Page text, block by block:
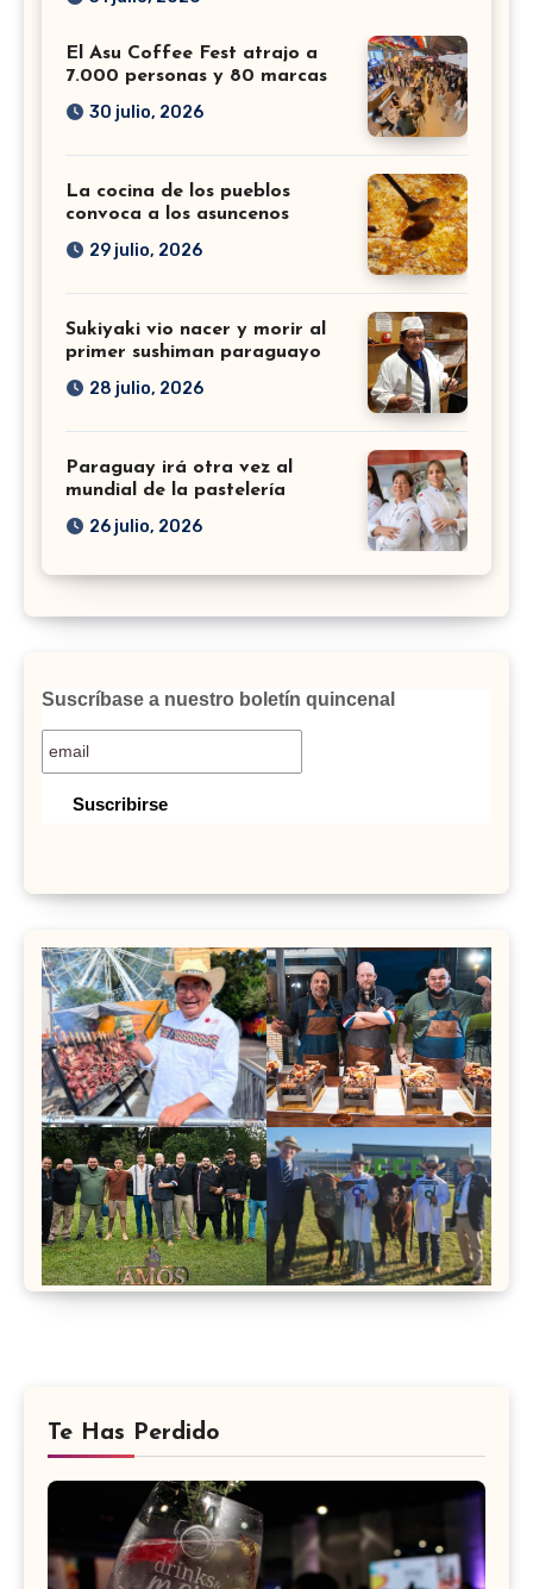
El Asu Coffee Fest atrajo a
7.000 personas y 80 marcas
30 julio, 2026
La cocina de los pueblos
convoca a los asuncenos
29 julio, 2026
Sukiyaki vio nacer y morir al
primer sushiman paraguayo
28 julio, 2026
Paraguay irá otra vez al
mundial de la pastelería
26 julio, 2026
Suscríbase a nuestro boletín quincenal
Te Has Perdido